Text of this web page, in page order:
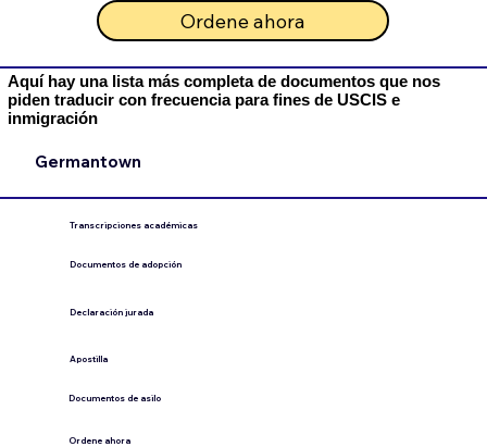
Ordene ahora
Aquí hay una lista más completa de documentos que nos
piden traducir con frecuencia para fines de USCIS e
inmigración
Germantown
Transcripciones académicas
Documentos de adopción
Declaración jurada
​Apostilla
Documentos de asilo
Ordene ahora